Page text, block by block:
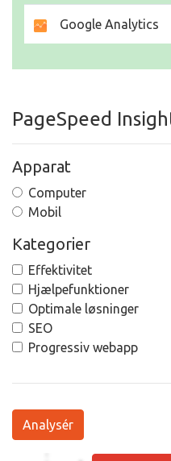
Google Analytics
PageSpeed
Apparat
Computer
Mobil
Kategorier
Effektivitet
Hjælpefunktioner
Optimale løsninger
SEO
Progressiv webapp
Analysér